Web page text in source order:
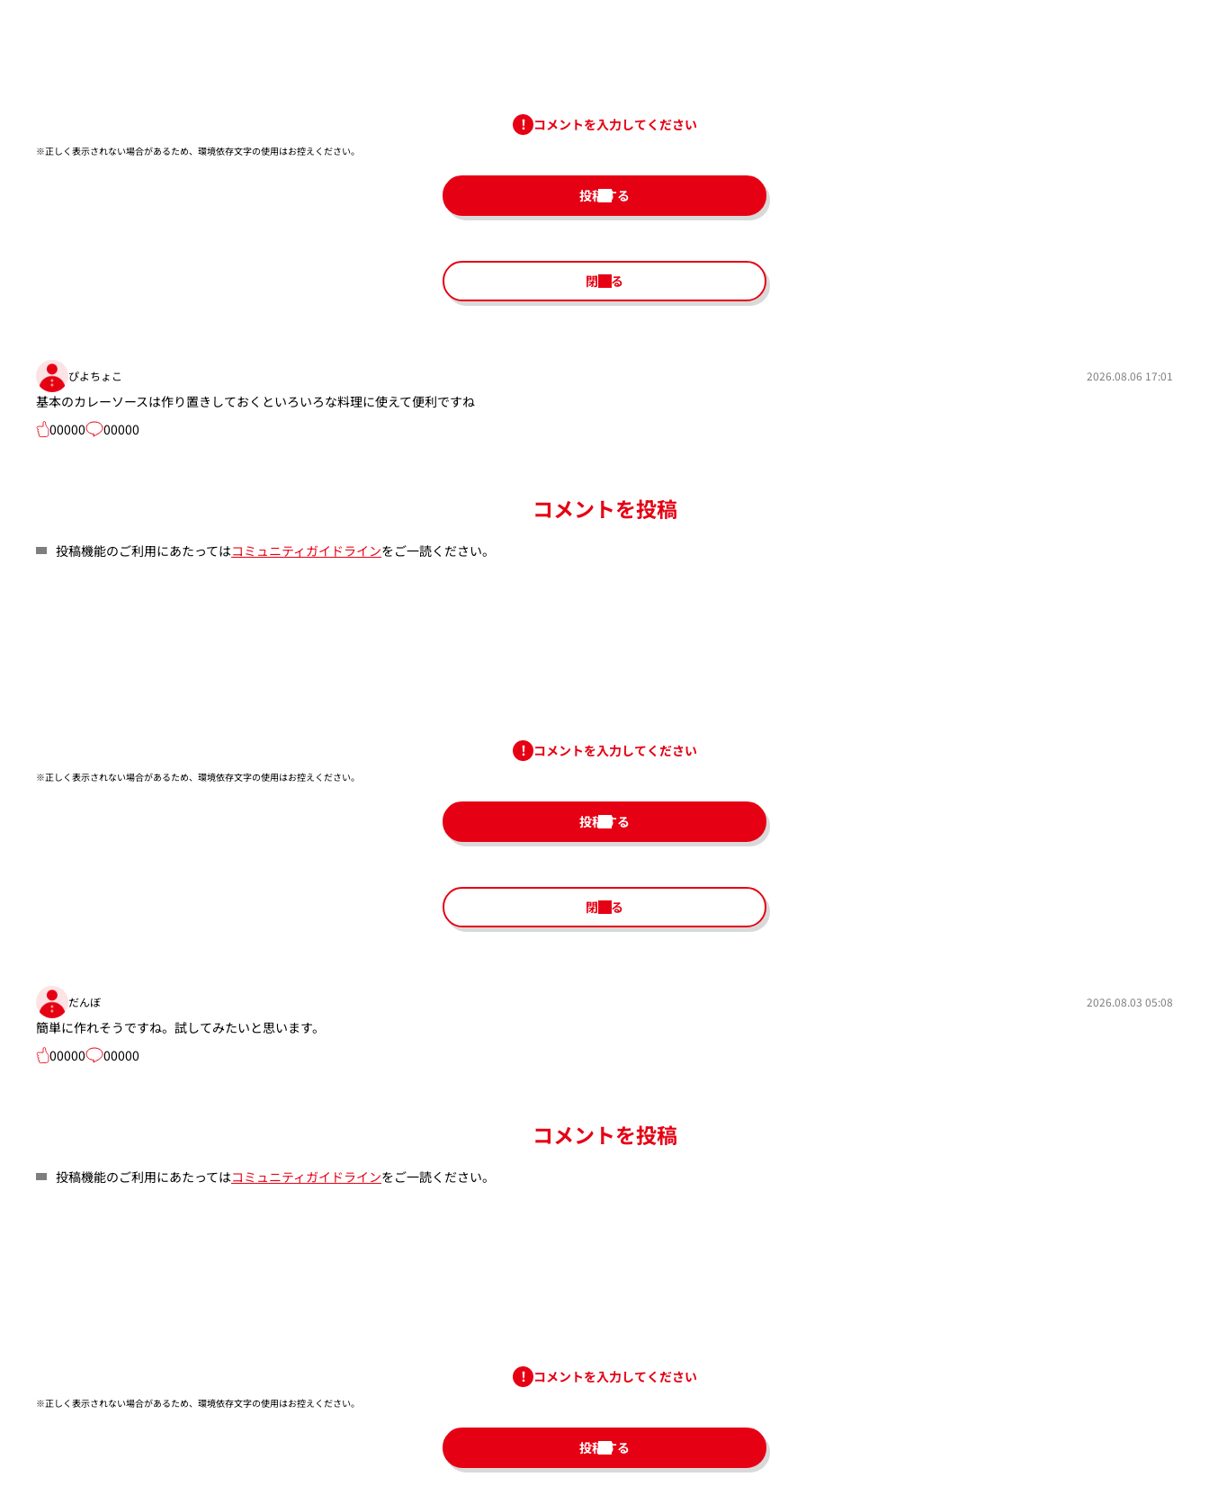
コメントを入力してください
※正しく表示されない場合があるため、環境依存文字の使用はお控えください。​
投稿する
閉じる
ぴよちょこ 2026.08.06 17:01
基本のカレーソースは作り置きしておくといろいろな料理に使えて便利ですね
00000
00000
コメントを投稿
投稿機能のご利用にあたってはコミュニティガイドラインをご一読ください。
コメントを入力してください
※正しく表示されない場合があるため、環境依存文字の使用はお控えください。​
投稿する
閉じる
だんぼ 2026.08.03 05:08
簡単に作れそうですね。試してみたいと思います。
00000
00000
コメントを投稿
投稿機能のご利用にあたってはコミュニティガイドラインをご一読ください。
コメントを入力してください
※正しく表示されない場合があるため、環境依存文字の使用はお控えください。​
投稿する